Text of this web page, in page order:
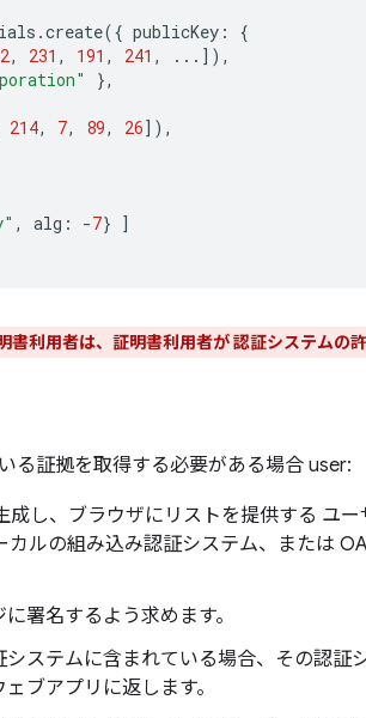
.create({ publicKey :
{
, 231 , 191 , 241 ,
...]),
},
214, 7, 89, 26]),
, alg : -7} ]
書利用者は、証明書利用者が 認証システムの
る証拠を取得する必要がある場合 user:
成し、ブラウザにリストを提供する ユ
ルの組み込み認証システム、または
署名するよう求めます。
ステムに含まれている場合、その認証
ブアプリに返します。